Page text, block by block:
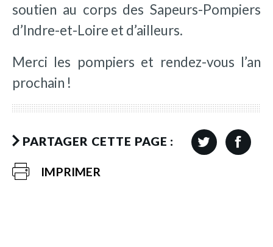
soutien au corps des Sapeurs-Pompiers
d’Indre-et-Loire et d’ailleurs.
Merci les pompiers et rendez-vous l’an
prochain !
PARTAGER CETTE PAGE :
IMPRIMER